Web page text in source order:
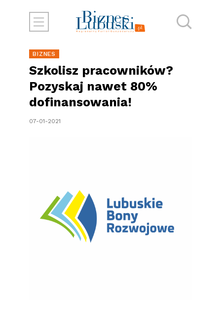
BIZNES
Szkolisz pracowników?
Pozyskaj nawet 80%
dofinansowania!
07-01-2021